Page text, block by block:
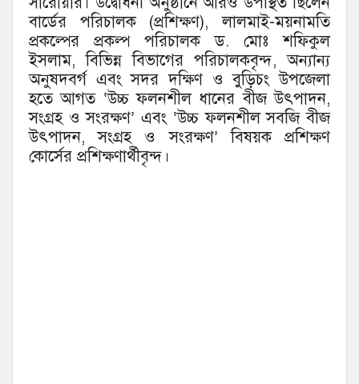
বার্ডের পরিচালক (প্রশিক্ষণ), লালমাই-ময়নামতি
প্রকল্পের প্রকল্প পরিচালক ড. মোঃ শফিকুল
ইসলাম, বিভিন্ন বিভাগের পরিচালকবৃন্দ, অন্যান্য
অনুষদবর্গ এবং সদর দক্ষিণ ও বুড়িচং উপজেলা
হতে আগত ‘উচ্চ ফলনশীল ধানের বীজ উৎপাদন,
সংগ্রহ ও সংরক্ষণ’ এবং ‘উচ্চ ফলনশীল সবজি বীজ
উৎপাদন, সংগ্রহ ও সংরক্ষণ’ বিষয়ক প্রশিক্ষণ
কোর্সের প্রশিক্ষণার্থীবৃন্দ।